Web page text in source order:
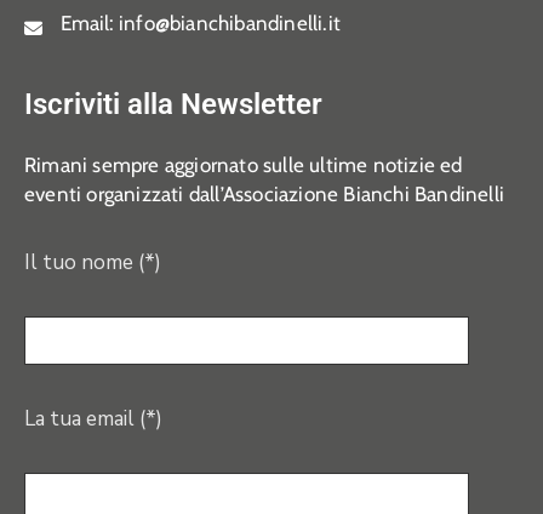
Email: info@bianchibandinelli.it
Iscriviti alla Newsletter
Rimani sempre aggiornato sulle ultime notizie ed
eventi organizzati dall’Associazione Bianchi Bandinelli
Il tuo nome (*)
La tua email (*)